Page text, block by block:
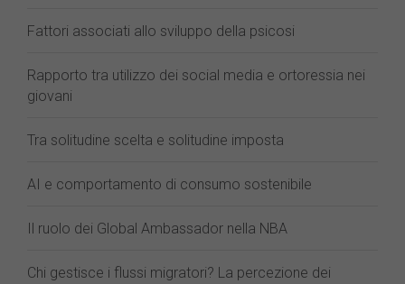
Fattori associati allo sviluppo della psicosi
Rapporto tra utilizzo dei social media e ortoressia nei
giovani
Tra solitudine scelta e solitudine imposta
AI e comportamento di consumo sostenibile
Il ruolo dei Global Ambassador nella NBA
Chi gestisce i flussi migratori? La percezione dei